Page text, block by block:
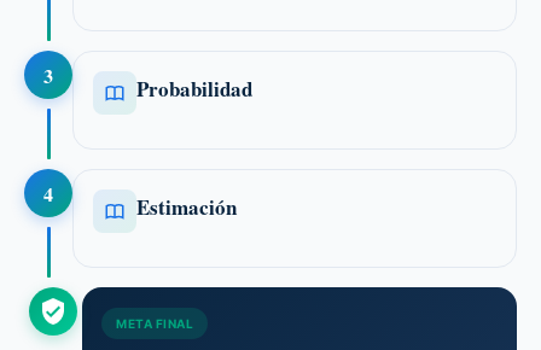
3 Probabilidad
4 Estimación
META FINAL